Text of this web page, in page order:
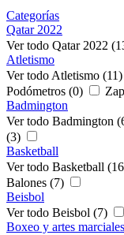
Categorías
Qatar 2022
Ver todo Qatar 2022
Atletismo
Ver todo Atletismo (11)
Podómetros (0)
Badmington
Ver todo Badmington
(3)
Basketball
Ver todo Basketball
Balones (7)
Beisbol
Ver todo Beisbol (7)
Boxeo y artes marciales